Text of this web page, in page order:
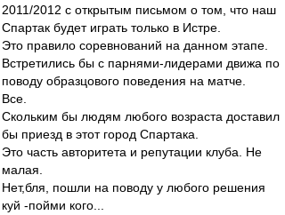
2011/2012 с открытым письмом о том, что наш
Спартак будет играть только в Истре.
Это правило соревнований на данном этапе.
Встретились бы с парнями-лидерами движа по
поводу образцового поведения на матче.
Все.
Скольким бы людям любого возраста доставил
бы приезд в этот город Спартака.
Это часть авторитета и репутации клуба. Не
малая.
Нет,бля, пошли на поводу у любого решения
куй -пойми кого...